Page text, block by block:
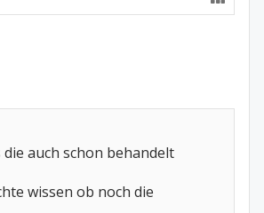
auch schon behandelt
wissen ob noch die